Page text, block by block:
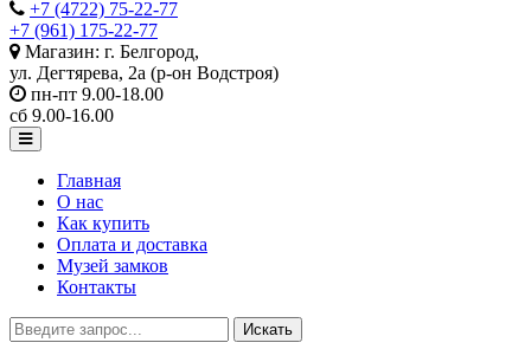
+7 (4722) 75-22-77
+7 (961) 175-22-77
Магазин: г. Белгород,
ул. Дегтярева, 2а (р-он Водстроя)
пн-пт 9.00-18.00
сб 9.00-16.00
Главная
О нас
Как купить
Оплата и доставка
Музей замков
Контакты